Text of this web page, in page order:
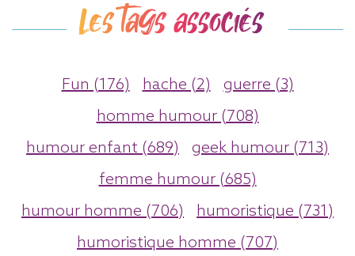
Les tags associés
Fun (176) hache (2)
guerre (3)
homme humour (708)
humour enfant (689)
geek humour (713)
femme humour (685)
humour homme (706)
humoristique (731)
humoristique homme (707)